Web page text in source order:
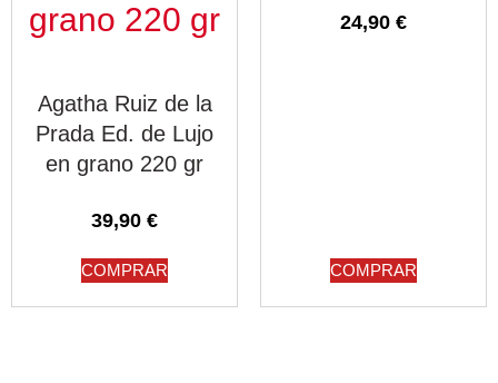
Agatha Ruiz de la
Prada Ed. de Lujo
en grano 220 gr
39,90 €
COMPRAR
24,90 €
COMPRAR